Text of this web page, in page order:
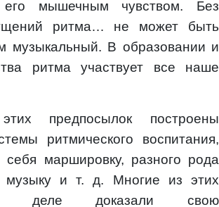
его мышечным чувством. Без
ритма… не может быть
музыкальный. В образовании и
ритма участвует все наше
предпосылок построены
ритмического воспитания,
маршировку, разного рода
музыку и т. д. Многие из этих
деле доказали свою